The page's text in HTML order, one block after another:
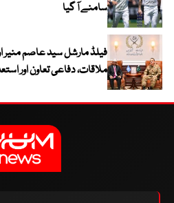
سامنے آ گیا
فیلڈ مارشل سید عاصم منیر
ملاقات، دفاعی تعاون اور